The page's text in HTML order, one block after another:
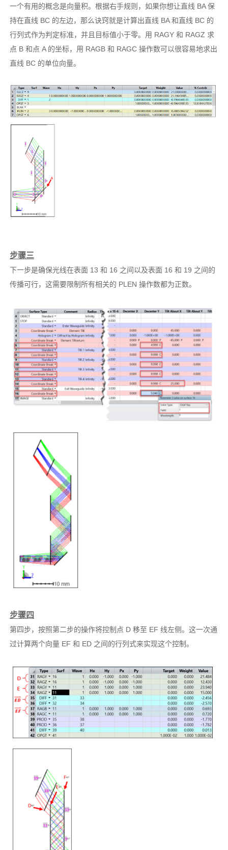
一个有用的概念是向量积。根据右手规则，如果你想让直线 BA 保
持在直线 BC 的左边，那么诀窍就是计算出直线 BA 和直线 BC 的
行列式作为判定标准，并且目标值小于零。用 RAGY 和 RAGZ 求
点 B 和点 A 的坐标，用 RAGB 和 RAGC 操作数可以很容易地求出
直线 BC 的单位向量。
步骤三
下一步是确保光线在表面 13 和 16 之间以及表面 16 和 19 之间的
传播可行，这需要限制所有相关的 PLEN 操作数都为正数。
步骤四
第四步，按照第二步的操作将控制点 D 移至 EF 线左侧。这一次通
过计算两个向量 EF 和 ED 之间的行列式来实现这个控制。